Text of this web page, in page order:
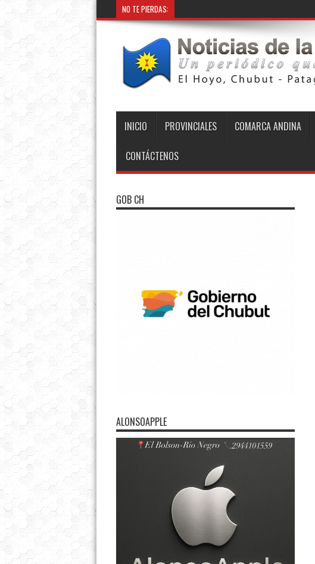
NO TE PIERDAS:
INICIO PROVINCIALES COMARCA ANDINA
CONTÁCTENOS
GOB CH
ALONSOAPPLE